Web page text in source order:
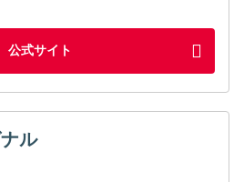
公式サイト
ル